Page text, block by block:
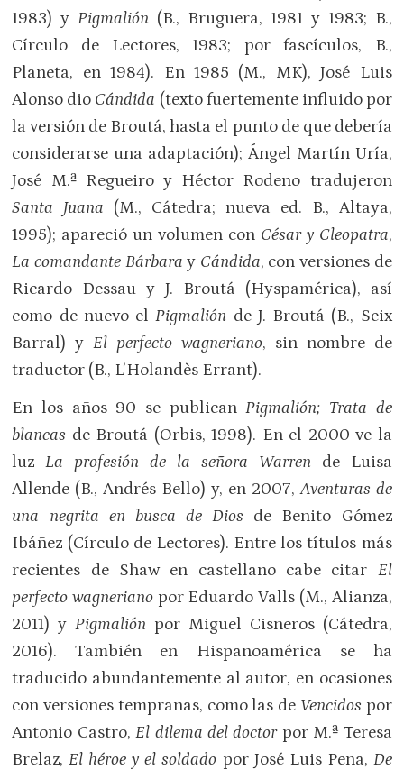
1983) yPigmalión (B., Bruguera, 1981 y 1983; B.,
Círculo de Lectores, 1983; por fascículos, B.,
Planeta, en 1984). En 1985 (M., MK), José Luis
Alonso dio Cándida (texto fuertemente influido por
la versión de Broutá, hasta el punto de que debería
considerarse una adaptación); Ángel Martín Uría,
José M.ª Regueiro y Héctor Rodeno tradujeron
Santa Juana (M., Cátedra; nueva ed. B., Altaya,
1995); apareció un volumen con César y Cleopatra,
La comandante Bárbara y Cándida, con versiones de
Ricardo Dessau y J. Broutá (Hyspamérica), así
como de nuevo elPigmalión de J. Broutá (B., Seix
Barral) yEl perfecto wagneriano, sin nombre de
traductor (B., L’Holandès Errant).
En los años 90 se publicanPigmalión; Trata de
blancas de Broutá (Orbis, 1998). En el 2000 ve la
luzLa profesión de la señora Warren de Luisa
Allende (B., Andrés Bello) y, en 2007,Aventuras de
una negrita en busca de Dios de Benito Gómez
Ibáñez (Círculo de Lectores). Entre los títulos más
recientes de Shaw en castellano cabe citar El
perfecto wagneriano por Eduardo Valls (M., Alianza,
2011) yPigmalión por Miguel Cisneros (Cátedra,
2016). También en Hispanoamérica se ha
traducido abundantemente al autor, en ocasiones
con versiones tempranas, como las de Vencidos por
Antonio Castro,El dilema del doctor por M.ª Teresa
Brelaz,El héroe y el soldado por José Luis Pena, De